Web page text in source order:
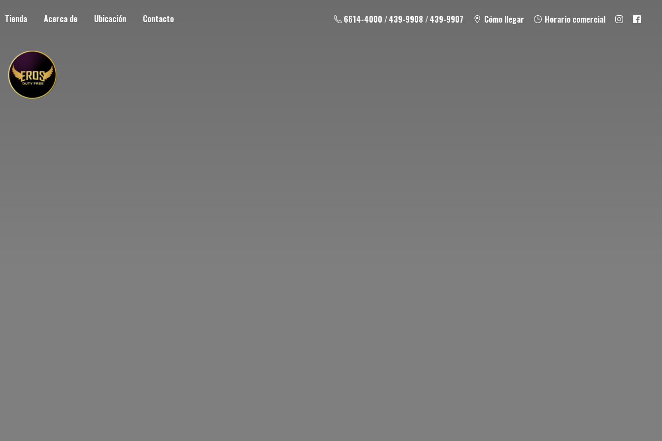
Tienda Acerca de Ubicación Contacto 6614-4000 / 439-9908 / 439-9907 Cómo llegar Horario comercial